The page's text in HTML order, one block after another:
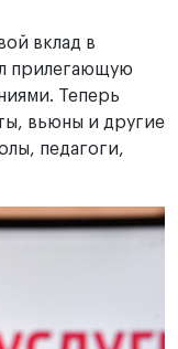
вклад в
прилегающую
Теперь
вьюны и другие
педагоги,